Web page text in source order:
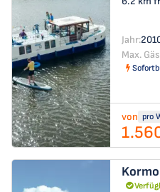
Jahr:
Max.
von pro